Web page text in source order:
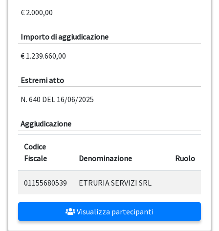
€ 2.000,00
Importo di aggiudicazione
€ 1.239.660,00
Estremi atto
N. 640 DEL 16/06/2025
Aggiudicazione
Codice
Fiscale
Denominazione Ruolo
01155680539 ETRURIA SERVIZI SRL
Visualizza partecipanti